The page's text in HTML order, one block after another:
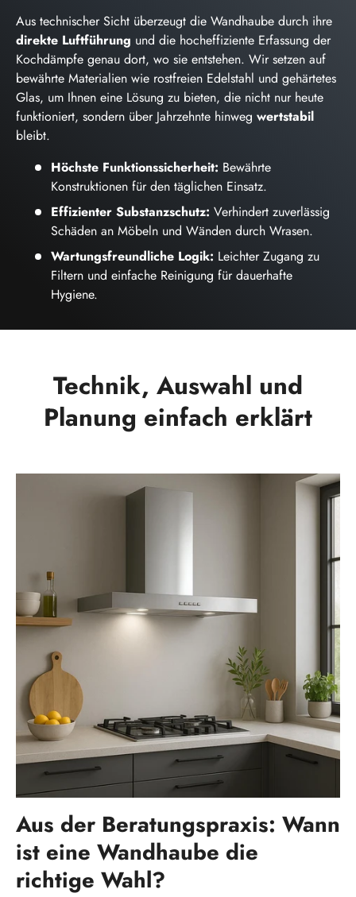
Aus technischer Sicht überzeugt die Wandhaube durch ihre
direkte Luftführung und die hocheffiziente Erfassung der
Kochdämpfe genau dort, wo sie entstehen. Wir setzen auf
bewährte Materialien wie rostfreien Edelstahl und gehärtetes
Glas, um Ihnen eine Lösung zu bieten, die nicht nur heute
funktioniert, sondern über Jahrzehnte hinweg wertstabil
bleibt.
Höchste Funktionssicherheit: Bewährte
Konstruktionen für den täglichen Einsatz.
Effizienter Substanzschutz: Verhindert zuverlässig
Schäden an Möbeln und Wänden durch Wrasen.
Wartungsfreundliche Logik: Leichter Zugang zu
Filtern und einfache Reinigung für dauerhafte
Hygiene.
Technik, Auswahl und
Planung einfach erklärt
Aus der Beratungspraxis: Wann
ist eine Wandhaube die
richtige Wahl?